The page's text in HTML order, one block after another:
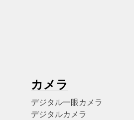
カメラ
デジタル一眼カメラ
デジタルカメラ